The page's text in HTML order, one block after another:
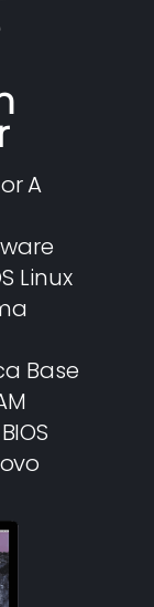
A
Linux
Base